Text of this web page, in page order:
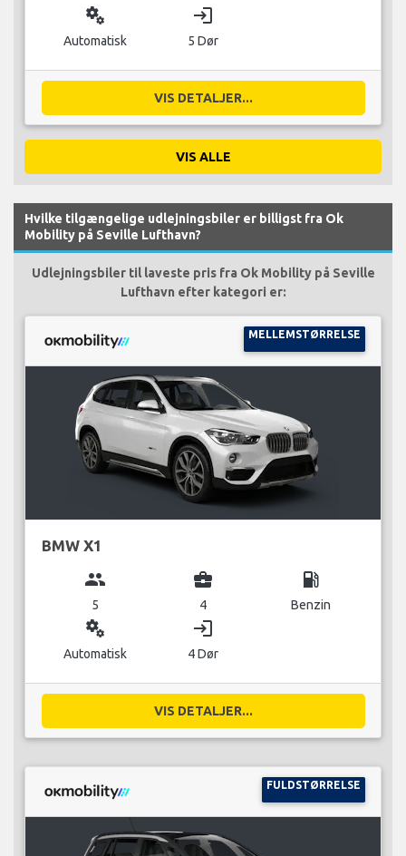
miscellaneous_services
Automatisk
login
5 Dør
VIS DETALJER...
VIS ALLE
Hvilke tilgængelige udlejningsbiler er billigst fra Ok
Mobility på Seville Lufthavn?
Udlejningsbiler til laveste pris fra Ok Mobility på Seville
Lufthavn efter kategori er:
MELLEMSTØRRELSE
BMW X1
group
5
business_center
4
local_gas_station
Benzin
miscellaneous_services
Automatisk
login
4 Dør
VIS DETALJER...
FULDSTØRRELSE